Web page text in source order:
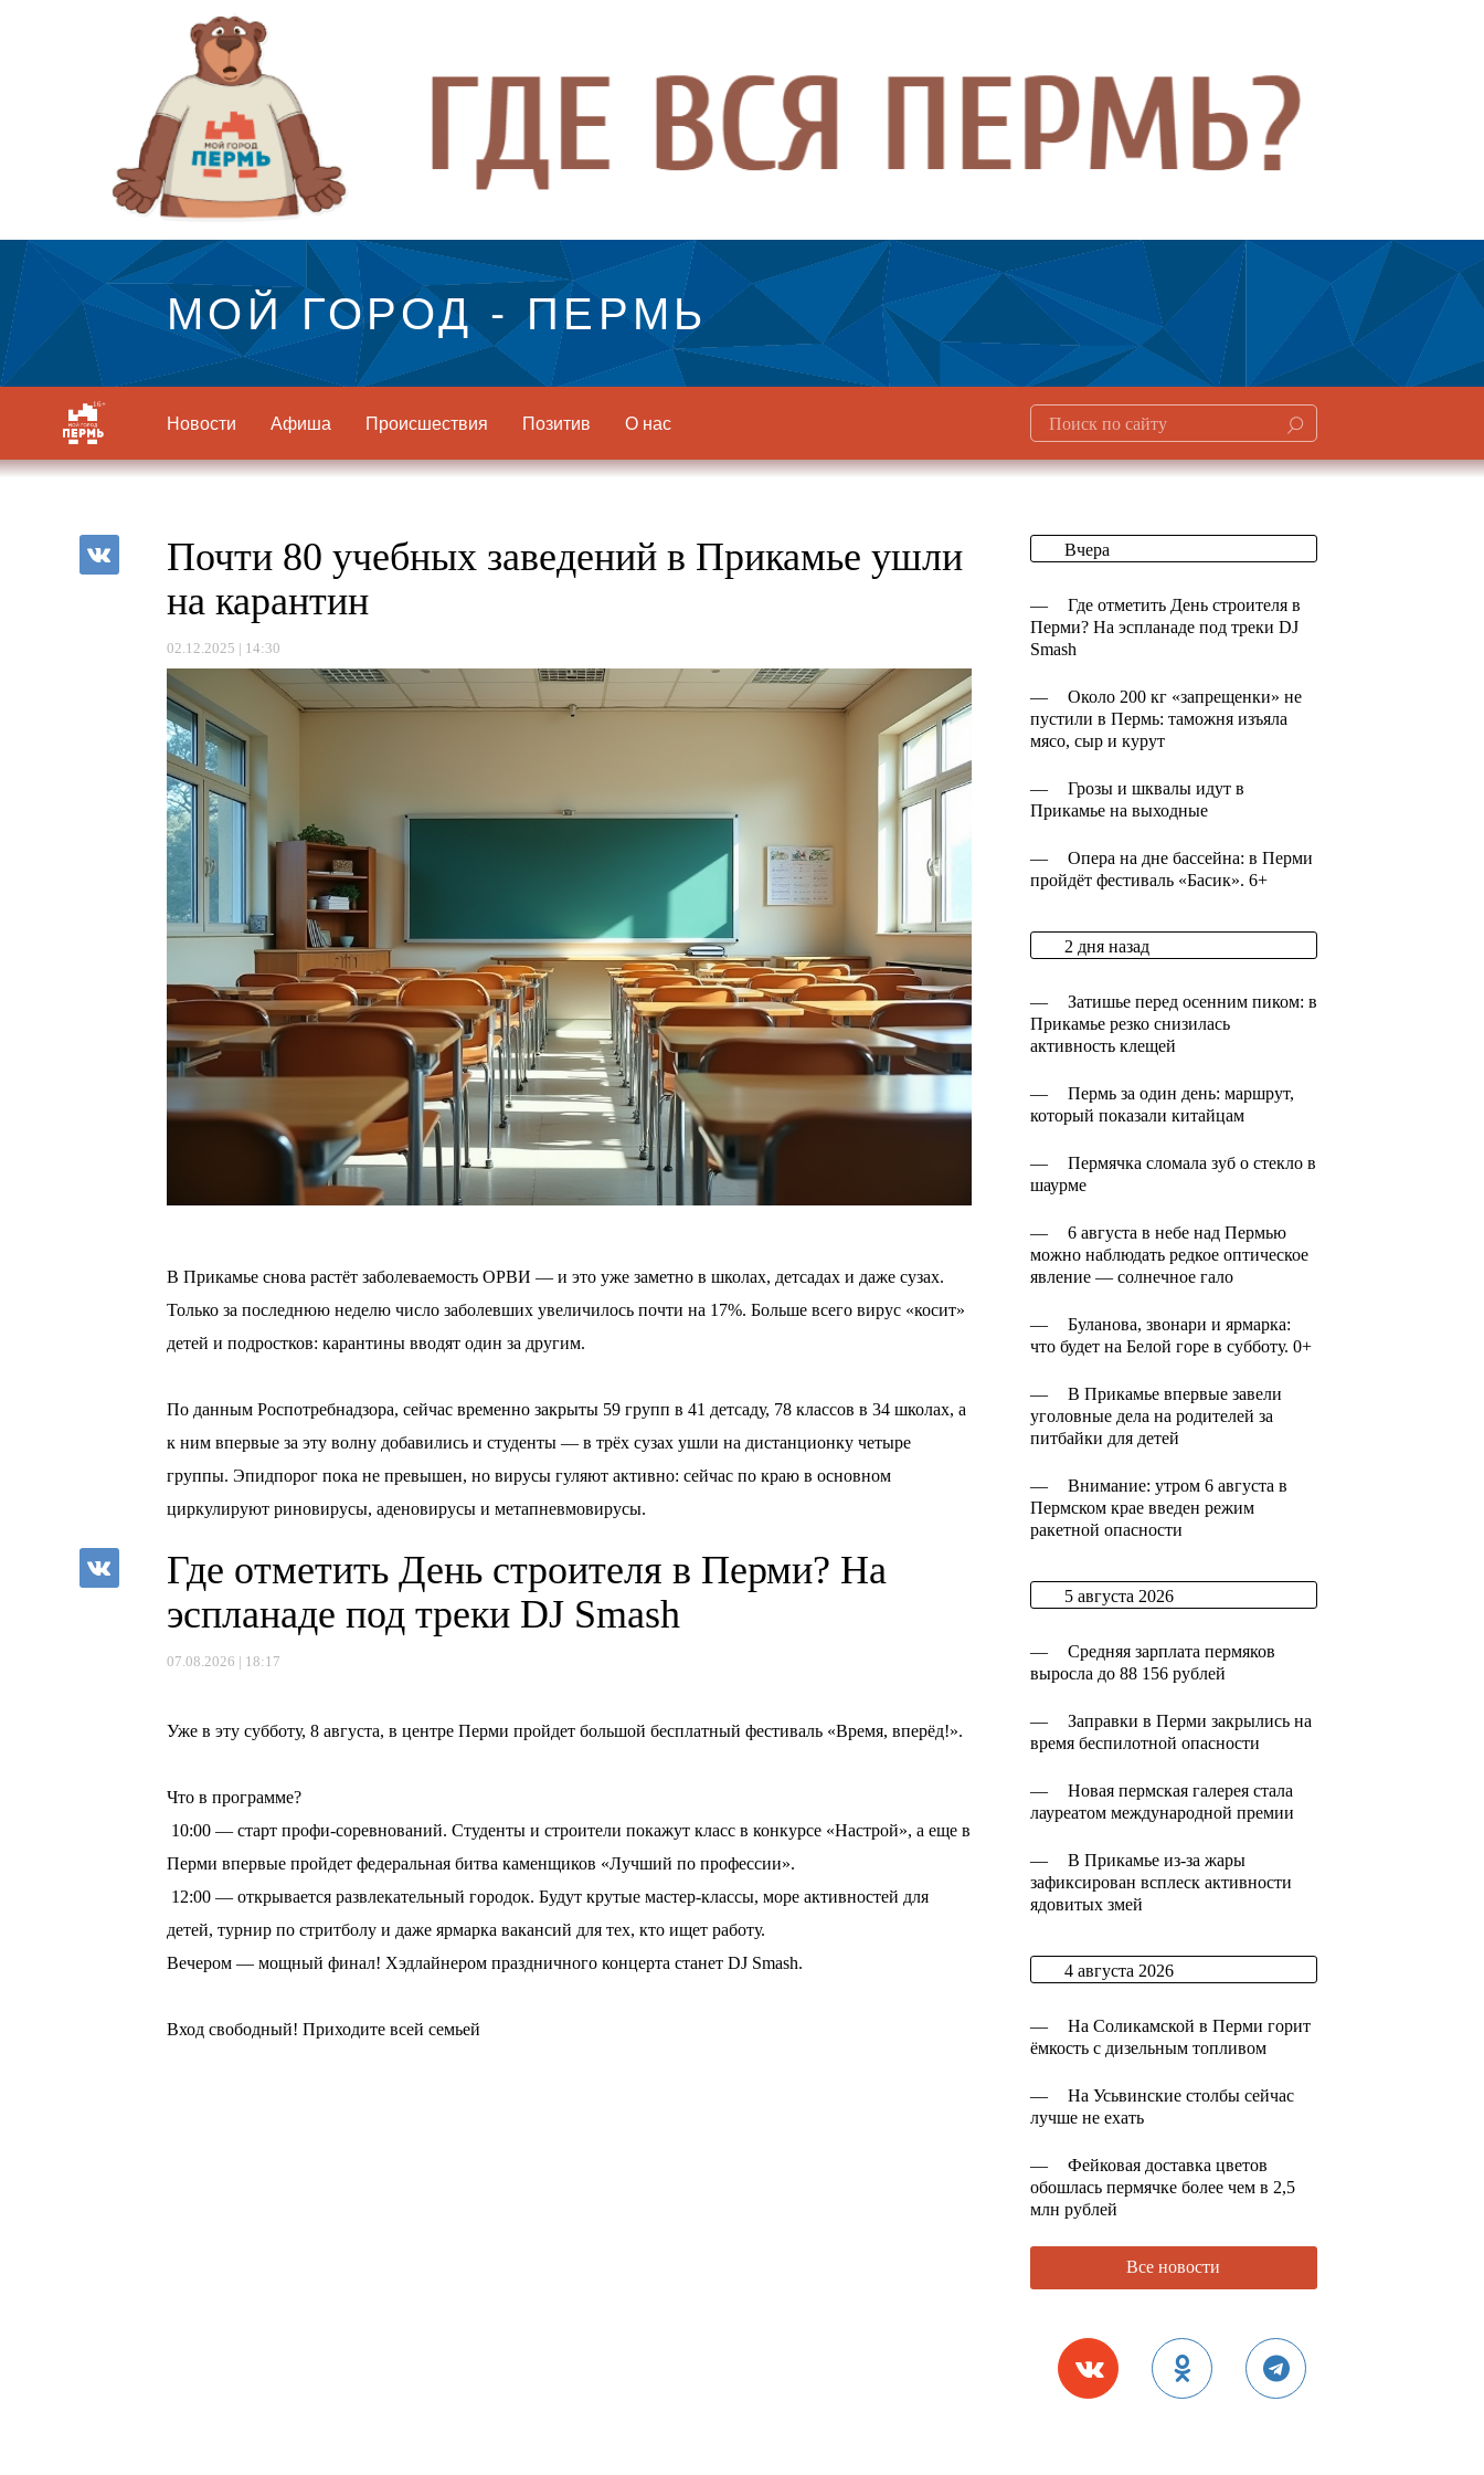
МОЙ ГОРОД - ПЕРМЬ
Новости Афиша Происшествия Позитив О нас
Почти 80 учебных заведений в Прикамье ушли
на карантин
02.12.2025 | 14:30
В Прикамье снова растёт заболеваемость ОРВИ — и это уже заметно в школах, детсадах и даже сузах.
Только за последнюю неделю число заболевших увеличилось почти на 17%. Больше всего вирус «косит»
детей и подростков: карантины вводят один за другим.
По данным Роспотребнадзора, сейчас временно закрыты 59 групп в 41 детсаду, 78 классов в 34 школах, а
к ним впервые за эту волну добавились и студенты — в трёх сузах ушли на дистанционку четыре
группы. Эпидпорог пока не превышен, но вирусы гуляют активно: сейчас по краю в основном
циркулируют риновирусы, аденовирусы и метапневмовирусы.
Где отметить День строителя в Перми? На
эспланаде под треки DJ Smash
07.08.2026 | 18:17
Уже в эту субботу, 8 августа, в центре Перми пройдет большой бесплатный фестиваль «Время, вперёд!».
Что в программе?
10:00 — старт профи-соревнований. Студенты и строители покажут класс в конкурсе «Настрой», а еще в
Перми впервые пройдет федеральная битва каменщиков «Лучший по профессии».
12:00 — открывается развлекательный городок. Будут крутые мастер-классы, море активностей для
детей, турнир по стритболу и даже ярмарка вакансий для тех, кто ищет работу.
Вечером — мощный финал! Хэдлайнером праздничного концерта станет DJ Smash.
Вход свободный! Приходите всей семьей
Вчера
—
Где отметить День строителя в
Перми? На эспланаде под треки DJ
Smash
—
Около 200 кг «запрещенки» не
пустили в Пермь: таможня изъяла
мясо, сыр и курут
—
Грозы и шквалы идут в
Прикамье на выходные
—
Опера на дне бассейна: в Перми
пройдёт фестиваль «Басик». 6+
2 дня назад
—
Затишье перед осенним пиком: в
Прикамье резко снизилась
активность клещей
—
Пермь за один день: маршрут,
который показали китайцам
—
Пермячка сломала зуб о стекло в
шаурме
—
6 августа в небе над Пермью
можно наблюдать редкое оптическое
явление — солнечное гало
—
Буланова, звонари и ярмарка:
что будет на Белой горе в субботу. 0+
—
В Прикамье впервые завели
уголовные дела на родителей за
питбайки для детей
—
Внимание: утром 6 августа в
Пермском крае введен режим
ракетной опасности
5 августа 2026
—
Средняя зарплата пермяков
выросла до 88 156 рублей
—
Заправки в Перми закрылись на
время беспилотной опасности
—
Новая пермская галерея стала
лауреатом международной премии
—
В Прикамье из-за жары
зафиксирован всплеск активности
ядовитых змей
4 августа 2026
—
На Соликамской в Перми горит
ёмкость с дизельным топливом
—
На Усьвинские столбы сейчас
лучше не ехать
—
Фейковая доставка цветов
обошлась пермячке более чем в 2,5
млн рублей
Все новости